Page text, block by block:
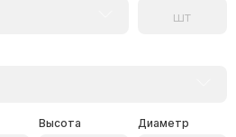
Высота Диаметр